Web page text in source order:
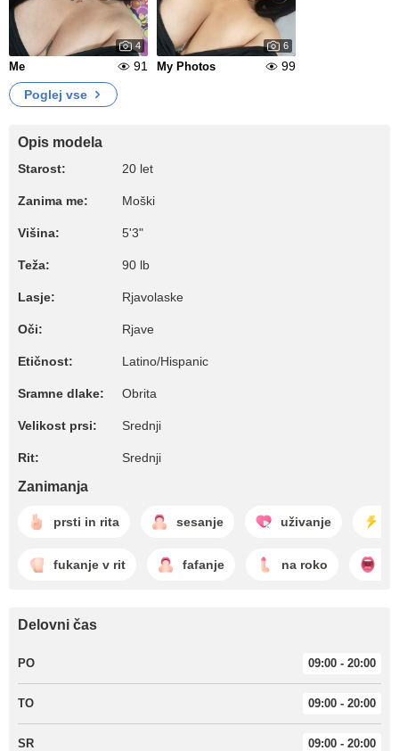
4
Me 91
6
My Photos
99
Poglej vse
Opis modela
Starost: 20 let
Zanima me: Moški
Višina: 5'3"
Teža: 90 lb
Lasje: Rjavolaske
Oči: Rjave
Etičnost: Latino/Hispanic
Sramne dlake: Obrita
Velikost prsi: Srednji
Rit: Srednji
Zanimanja
prsti in rita sesanje uživanje
fukanje v rit fafanje na roko
Delovni čas
PO 09:00 - 20:00
TO 09:00 - 20:00
SR 09:00 - 20:00